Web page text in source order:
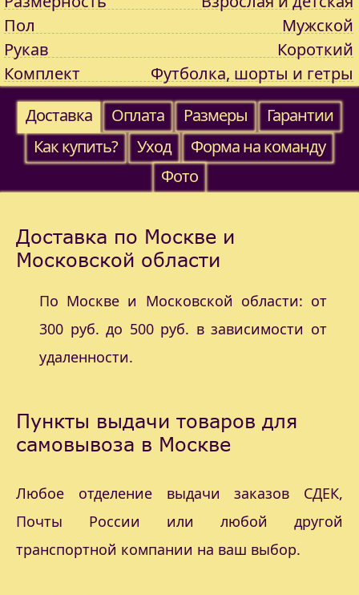
Пол
Мужской
Рукав
Короткий
Комплект
Футболка, шорты и гетры
Доставка
Оплата Размеры
Гарантии
Как купить?
Уход
Форма на команду
Фото
Доставка по Москве и
Московской области
По Москве и Московской области: от
300 руб. до 500 руб. в зависимости от
удаленности.
Пункты выдачи товаров для
самовывоза в Москве
Любое отделение выдачи заказов СДЕК,
Почты России или любой другой
транспортной компании на ваш выбор.